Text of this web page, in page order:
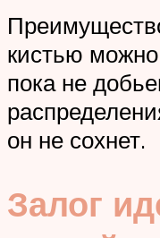
кистью
пока не
он не сохнет.
Залог